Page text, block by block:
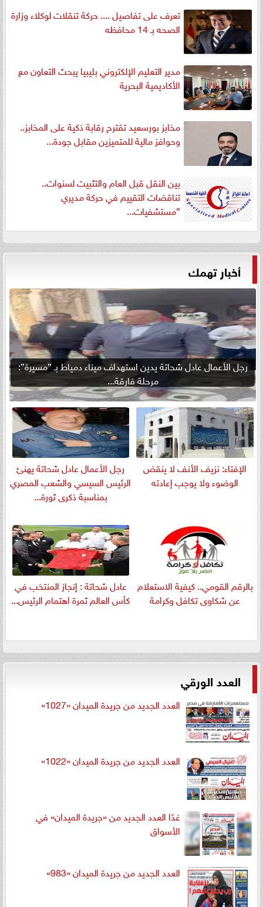
تعرف على تفاصيل .... حركة تنقلات لوكلاء وزارة
الصحه بـ 14 محافظه
مدير التعليم الإلكتروني بليبيا يبحث التعاون مع
الأكاديمية البحرية
مخابز بورسعيد تقترح رقابة ذكية على المخابز..
وحوافز مالية للمتميزين مقابل جودة...
بين النقل قبل العام والتثبيت لسنوات..
تناقضات التقييم في حركة مديري
”مستشفيات...
أخبار تهمك
رجل الأعمال عادل شحاتة يدين استهداف ميناء دمياط بـ ”مسيرة”:
مرحلة فارقة...
الإفتاء: نزيف الأنف لا ينقض
الوضوء ولا يوجب إعادته
رجل الأعمال عادل شحاتة يهنئ
الرئيس السيسي والشعب المصري
بمناسبة ذكرى ثورة...
بالرقم القومي.. كيفية الاستعلام
عن شكاوى تكافل وكرامة
عادل شحاتة : إنجاز المنتخب في
كأس العالم ثمرة اهتمام الرئيس...
العدد الورقي
العدد الجديد من جريدة الميدان «1027»
العدد الجديد من جريدة الميدان «1022»
غدًا العدد الجديد من «جريدة الميدان» في
الأسواق
العدد الجديد من جريدة الميدان «983»